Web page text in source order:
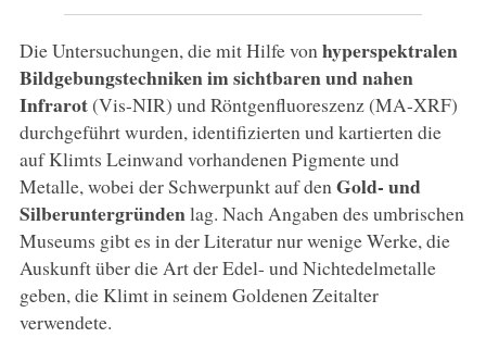
Die Untersuchungen, die mit Hilfe von hyperspektralen
Bildgebungstechniken im sichtbaren und nahen
Infrarot(Vis-NIR) und Röntgenfluoreszenz (MA-XRF)
durchgeführt wurden, identifizierten und kartierten die
auf Klimts Leinwand vorhandenen Pigmente und
Metalle, wobei der Schwerpunkt auf den Gold- und
Silberuntergründenlag. Nach Angaben des umbrischen
Museums gibt es in der Literatur nur wenige Werke, die
Auskunft über die Art der Edel- und Nichtedelmetalle
geben, die Klimt in seinem Goldenen Zeitalter
verwendete.